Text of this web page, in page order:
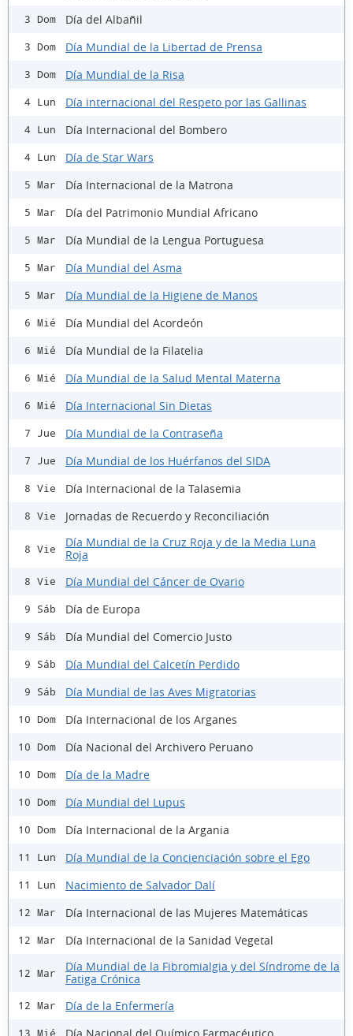
3 Dom Día del Albañil
3 Dom Día Mundial de la Libertad de Prensa
3 Dom Día Mundial de la Risa
4 Lun Día internacional del Respeto por las Gallinas
4 Lun Día Internacional del Bombero
4 Lun Día de Star Wars
5 Mar Día Internacional de la Matrona
5 Mar Día del Patrimonio Mundial Africano
5 Mar Día Mundial de la Lengua Portuguesa
5 Mar Día Mundial del Asma
5 Mar Día Mundial de la Higiene de Manos
6 Mié Día Mundial del Acordeón
6 Mié Día Mundial de la Filatelia
6 Mié Día Mundial de la Salud Mental Materna
6 Mié Día Internacional Sin Dietas
7 Jue Día Mundial de la Contraseña
7 Jue Día Mundial de los Huérfanos del SIDA
8 Vie Día Internacional de la Talasemia
8 Vie Jornadas de Recuerdo y Reconciliación
8 Vie
Día Mundial de la Cruz Roja y de la Media Luna
Roja
8 Vie Día Mundial del Cáncer de Ovario
9 Sáb Día de Europa
9 Sáb Día Mundial del Comercio Justo
9 Sáb Día Mundial del Calcetín Perdido
9 Sáb Día Mundial de las Aves Migratorias
10 Dom Día Internacional de los Arganes
10 Dom Día Nacional del Archivero Peruano
10 Dom Día de la Madre
10 Dom Día Mundial del Lupus
10 Dom Día Internacional de la Argania
11 Lun Día Mundial de la Concienciación sobre el Ego
11 Lun Nacimiento de Salvador Dalí
12 Mar Día Internacional de las Mujeres Matemáticas
12 Mar Día Internacional de la Sanidad Vegetal
12 Mar
Día Mundial de la Fibromialgia y del Síndrome de la
Fatiga Crónica
12 Mar Día de la Enfermería
13 Mié